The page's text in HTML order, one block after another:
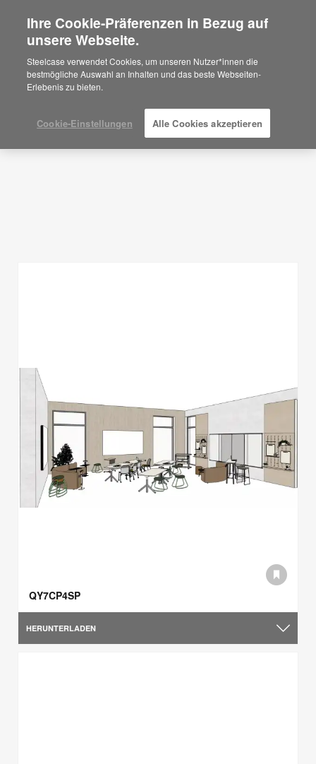
Are you in United States?
Would you like to see Products we sell in
your region?
Americas
Español
Planungsideen
QY7CP4SP
HERUNTERLADEN
Ihre Cookie-Präferenzen in Bezug auf
unsere Webseite.
Steelcase verwendet Cookies, um unseren Nutzer*innen die
bestmögliche Auswahl an Inhalten und das beste Webseiten-
Erlebenis zu bieten.
Cookie-Einstellungen Alle Cookies akzeptieren